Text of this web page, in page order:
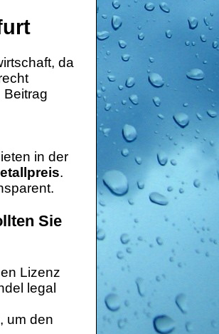
da
Beitrag
in der
.
Sie
Lizenz
legal
um den